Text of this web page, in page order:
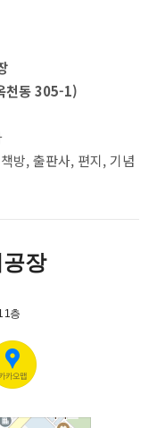
천동 305-1)
방, 출판사, 편지, 기념